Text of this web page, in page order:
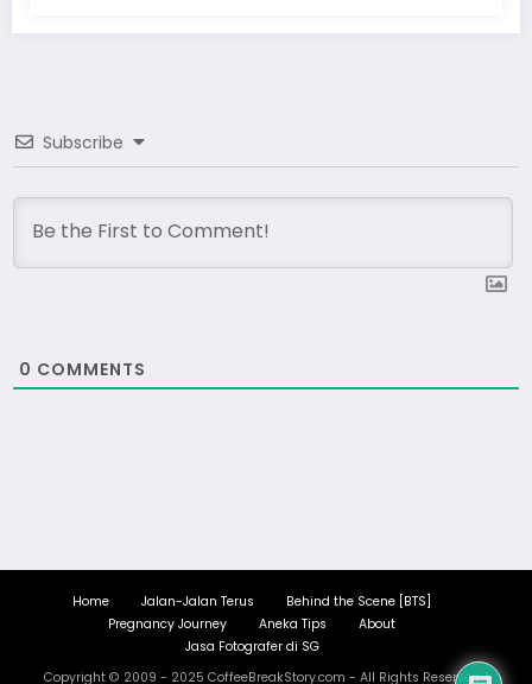
Subscribe
0 COMMENTS
Home Jalan-Jalan Terus
Behind the Scene [BTS]
Pregnancy Journey
Aneka Tips
About
Jasa Fotografer di SG
Copyright © 2009 - 2025 CoffeeBreakStory.com - All Rights Reserved. |